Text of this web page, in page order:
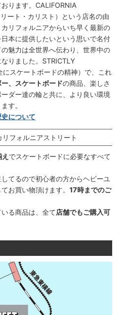
おります。CALIFORNIA
ート・カリスト）という店名の由
リフォルニアからいち早く最新の
本に提供したいという思いで名付
魅力は全世界へ伝わり、世界中の
りました。STRICTLY
スケートボードの精神）で、これ
ー、スケートボードの商品、楽しさ
ダー達の輪と共に、より良い環境
す。
について
フォルニアストリート
でスケートボードに必要なすべて
てるので初心者の方からヘビーユ
お買い物頂けます。 17時までのご
る商品は、全て店舗でもご購入可